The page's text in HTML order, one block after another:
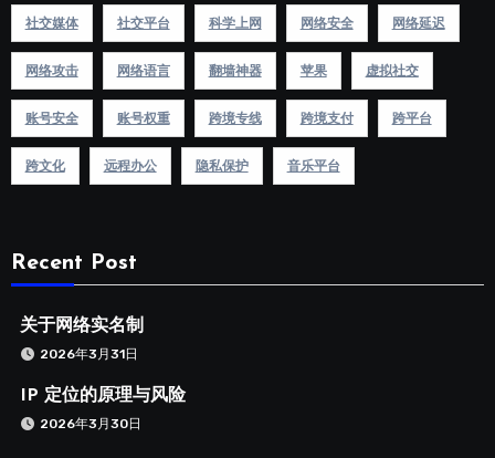
社交媒体 社交平台 科学上网 网络安全 网络延迟
网络攻击 网络语言 翻墙神器 苹果 虚拟社交
账号安全 账号权重 跨境专线 跨境支付 跨平台
跨文化 远程办公 隐私保护 音乐平台
Recent Post
关于网络实名制
2026年3月31日
IP 定位的原理与风险
2026年3月30日